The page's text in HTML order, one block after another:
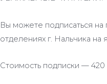
Вы можете подписаться на
отделениях г. Нальчика на
Стоимость подписки — 420